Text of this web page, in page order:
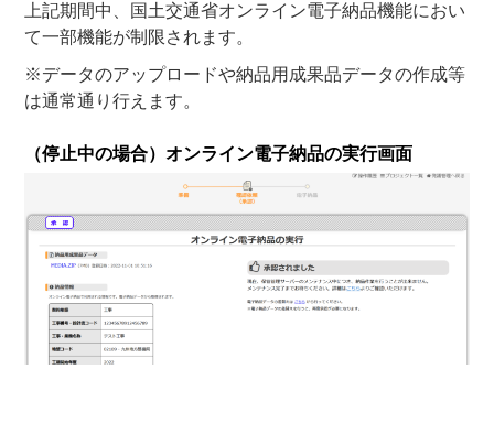
上記期間中、国土交通省オンライン電子納品機能におい
て一部機能が制限されます。
※データのアップロードや納品用成果品データの作成等
は通常通り行えます。
（停止中の場合）オンライン電子納品の実行画面